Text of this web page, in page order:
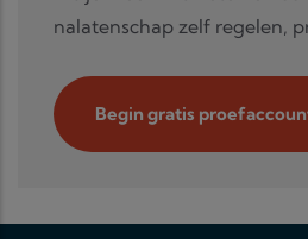
nalatenschap zelf regelen,
Begin gratis